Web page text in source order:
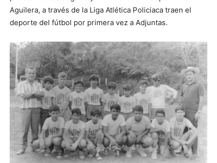
Aguilera, a través de la Liga Atlética Policiaca traen el
deporte del fútbol por primera vez a Adjuntas.